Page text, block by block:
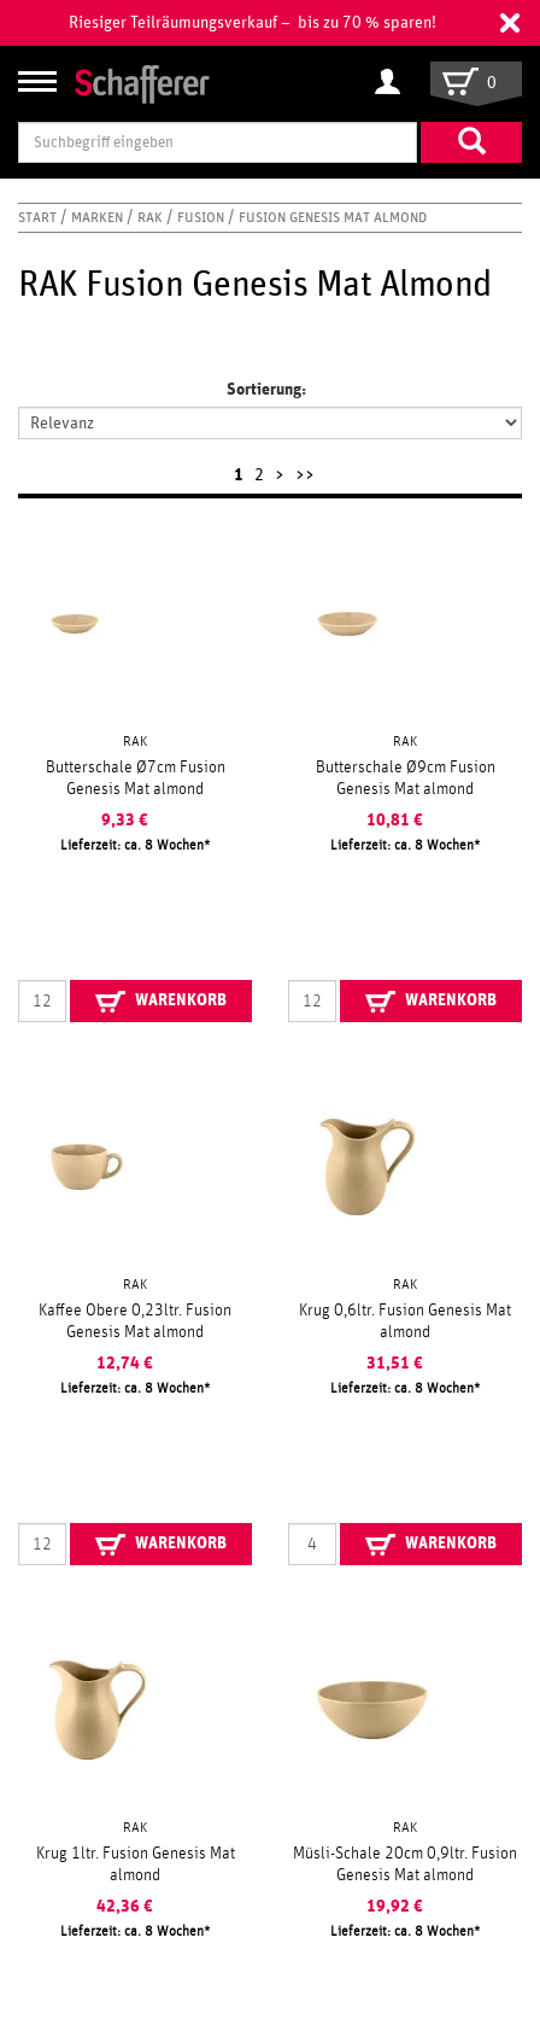
Riesiger Teilräumungsverkauf – bis zu 70 % sparen!
Suchbegriff
eingeben
0
START MARKEN RAK FUSION FUSION GENESIS MAT ALMOND
RAK Fusion Genesis Mat Almond
Sortierung:
1 2 > >>
RAK
Butterschale Ø7cm Fusion
Genesis Mat almond
9,33 €
Lieferzeit: ca. 8 Wochen
WARENKORB
RAK
Butterschale Ø9cm Fusion
Genesis Mat almond
10,81 €
Lieferzeit: ca. 8 Wochen
WARENKORB
RAK
Kaffee Obere 0,23ltr. Fusion
Genesis Mat almond
12,74 €
Lieferzeit: ca. 8 Wochen
WARENKORB
RAK
Krug 0,6ltr. Fusion Genesis Mat
almond
31,51 €
Lieferzeit: ca. 8 Wochen
WARENKORB
RAK
Krug 1ltr. Fusion Genesis Mat
almond
42,36 €
Lieferzeit: ca. 8 Wochen
RAK
Müsli-Schale 20cm 0,9ltr. Fusion
Genesis Mat almond
19,92 €
Lieferzeit: ca. 8 Wochen